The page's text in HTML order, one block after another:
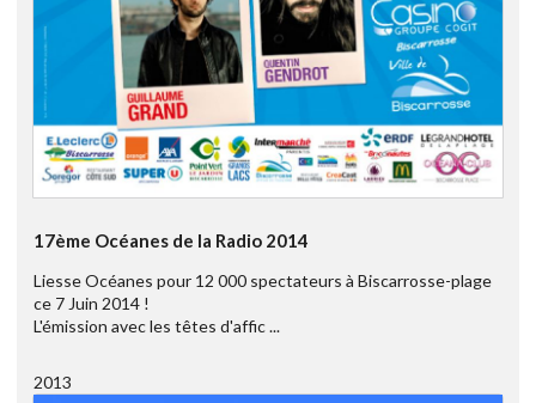
17ème Océanes de la Radio 2014
Liesse Océanes pour 12 000 spectateurs à Biscarrosse-plage
ce 7 Juin 2014 !
L'émission avec les têtes d'affic ...
2013